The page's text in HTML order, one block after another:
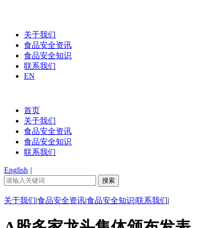
关于我们
食品安全资讯
食品安全知识
联系我们
EN
首页
关于我们
食品安全资讯
食品安全知识
联系我们
English |
关于我们|食品安全资讯|食品安全知识|联系我们|